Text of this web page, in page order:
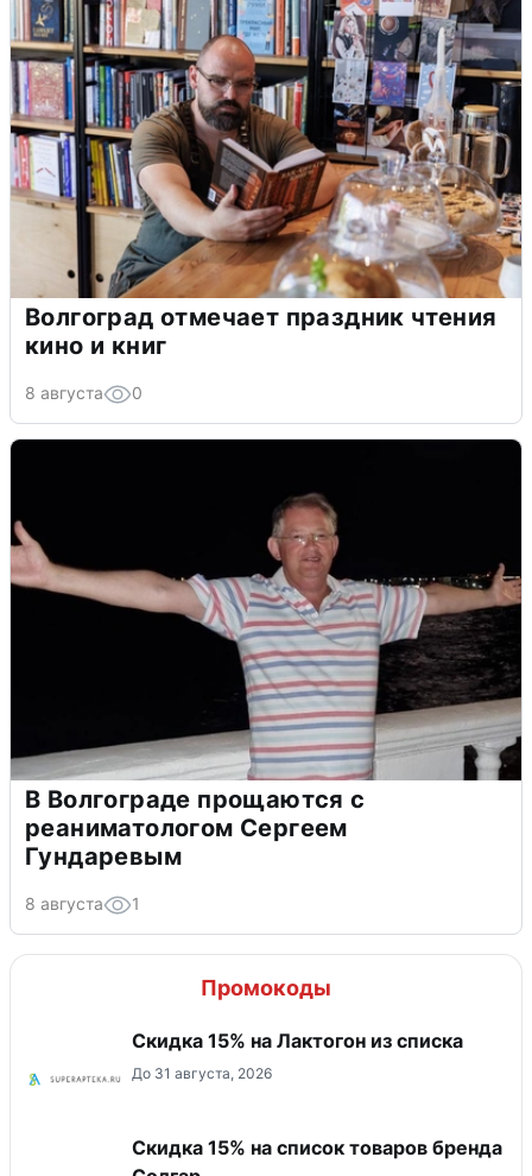
Волгоград отмечает праздник чтения
кино и книг
8 августа 0
В Волгограде прощаются с
реаниматологом Сергеем
Гундаревым
8 августа 1
Промокоды
Скидка 15% на Лактогон из списка
До 31 августа, 2026
Скидка 15% на список товаров бренда